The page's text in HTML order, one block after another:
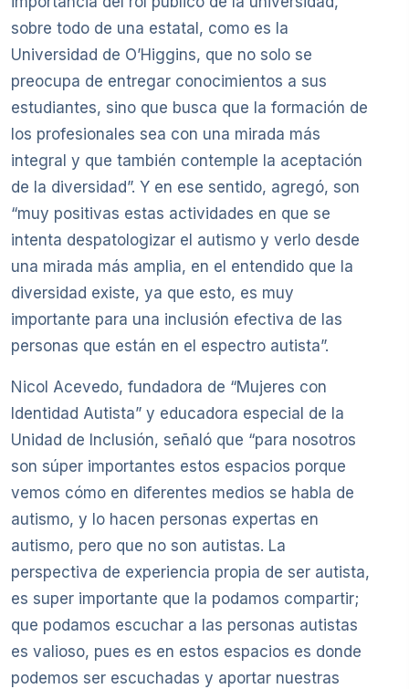
sobre todo de una estatal, como es la
Universidad de O’Higgins, que no solo se
preocupa de entregar conocimientos a sus
estudiantes, sino que busca que la formación de
los profesionales sea con una mirada más
integral y que también contemple la aceptación
de la diversidad”. Y en ese sentido, agregó, son
“muy positivas estas actividades en que se
intenta despatologizar el autismo y verlo desde
una mirada más amplia, en el entendido que la
diversidad existe, ya que esto, es muy
importante para una inclusión efectiva de las
personas que están en el espectro autista”.
Nicol Acevedo, fundadora de “Mujeres con
Identidad Autista” y educadora especial de la
Unidad de Inclusión, señaló que “para nosotros
son súper importantes estos espacios porque
vemos cómo en diferentes medios se habla de
autismo, y lo hacen personas expertas en
autismo, pero que no son autistas. La
perspectiva de experiencia propia de ser autista,
es super importante que la podamos compartir;
que podamos escuchar a las personas autistas
es valioso, pues es en estos espacios es donde
podemos ser escuchadas y aportar nuestras